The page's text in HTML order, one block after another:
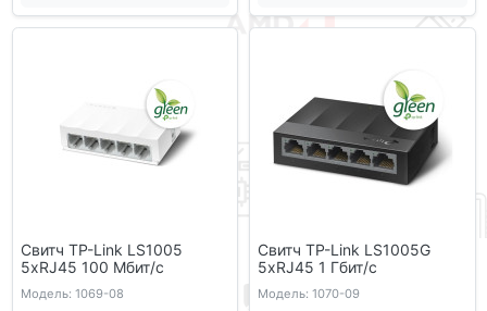
Свитч TP-Link LS1005
5xRJ45 100 Мбит/с
Модель: 1069-08
Свитч TP-Link LS1005G
5xRJ45 1 Гбит/с
Модель: 1070-09